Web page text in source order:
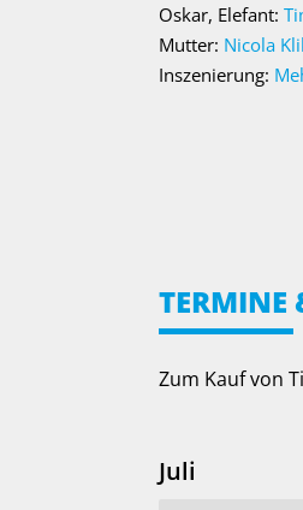
Oskar, Elefant:
Mutter: Nicola
Inszenierung:
TERMINE
Zum Kauf von
Juli